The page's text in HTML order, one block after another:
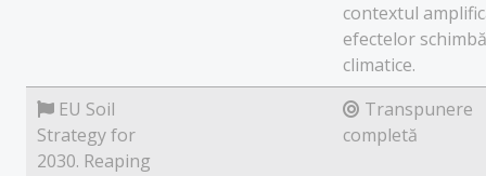
contextul
efectelor
climatice.
EU Soil
Strategy for
2030. Reaping
Transpunere
completă